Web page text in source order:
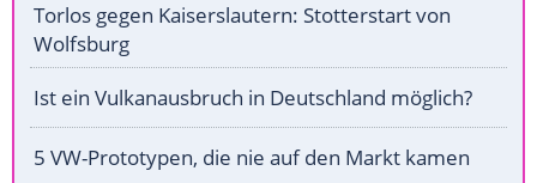
Torlos gegen Kaiserslautern: Stotterstart von
Wolfsburg
Ist ein Vulkanausbruch in Deutschland möglich?
5 VW-Prototypen, die nie auf den Markt kamen